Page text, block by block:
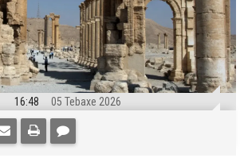
16:48 05 Tebaxe 2026